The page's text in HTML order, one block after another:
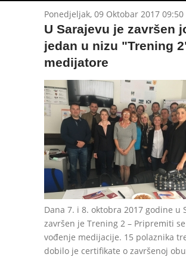
Ponedjeljak, 09 Oktobar 2017 09:50
U Sarajevu je završen
jedan u nizu "Trening
medijatore
Dana 7. i 8. oktobra 2017 godine u
završen je Trening 2 – Pripremiti
vođenje medijacije. 15 polaznika
dobilo je certifikate o završenoj